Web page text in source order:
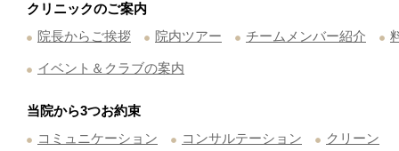
クリニックのご案内
院長からご挨拶
院内ツアー チームメンバー紹介
イベント＆クラブの案内
当院から3つお約束
コミュニケーション
コンサルテーション クリーン